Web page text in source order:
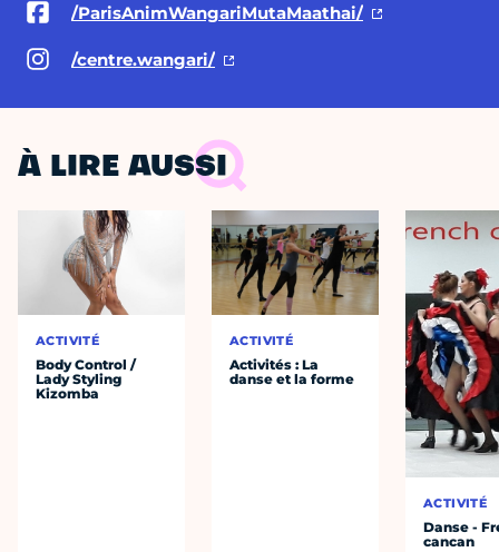
/ParisAnimWangariMutaMaathai/
/centre.wangari/
À LIRE AUSSI
ACTIVITÉ
Body Control /
Lady Styling
Kizomba
ACTIVITÉ
Activités : La
danse et la forme
ACTIVITÉ
Danse -
cancan